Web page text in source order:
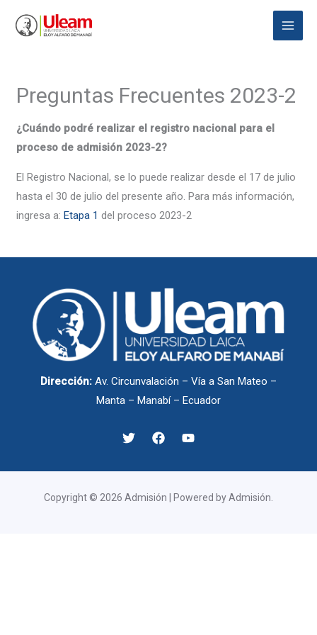
Main
Menu
Preguntas Frecuentes 2023-2
¿Cuándo podré realizar el registro nacional para el
proceso de admisión 2023-2?
El Registro Nacional, se lo puede realizar desde el 17 de julio
hasta el 30 de julio del presente año. Para más información,
ingresa a: Etapa 1 del proceso 2023-2
Dirección: Av. Circunvalación – Vía a San Mateo –
Manta – Manabí – Ecuador
Copyright © 2026 Admisión | Powered by Admisión.